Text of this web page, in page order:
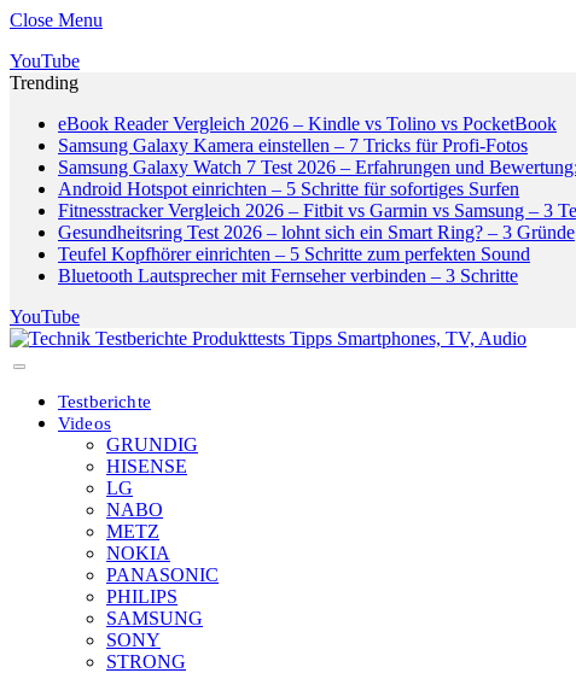
Close Menu
YouTube
Trending
eBook Reader Vergleich 2026 – Kindle vs Tolino vs PocketBook
Samsung Galaxy Kamera einstellen – 7 Tricks für Profi-Fotos
Samsung Galaxy Watch 7 Test 2026 – Erfahrungen und
Android Hotspot einrichten – 5 Schritte für sofortiges Surfen
Fitnesstracker Vergleich 2026 – Fitbit vs Garmin vs Samsung – 3
Gesundheitsring Test 2026 – lohnt sich ein Smart Ring? – 3 Gründe
Teufel Kopfhörer einrichten – 5 Schritte zum perfekten Sound
Bluetooth Lautsprecher mit Fernseher verbinden – 3 Schritte
YouTube
Testberichte
Videos
GRUNDIG
HISENSE
LG
NABO
METZ
NOKIA
PANASONIC
PHILIPS
SAMSUNG
SONY
STRONG